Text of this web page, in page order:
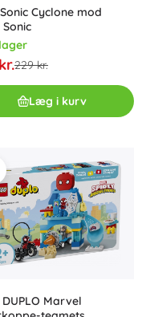
Cyclone mod
229 kr.
Læg i kurv
DUPLO Marvel